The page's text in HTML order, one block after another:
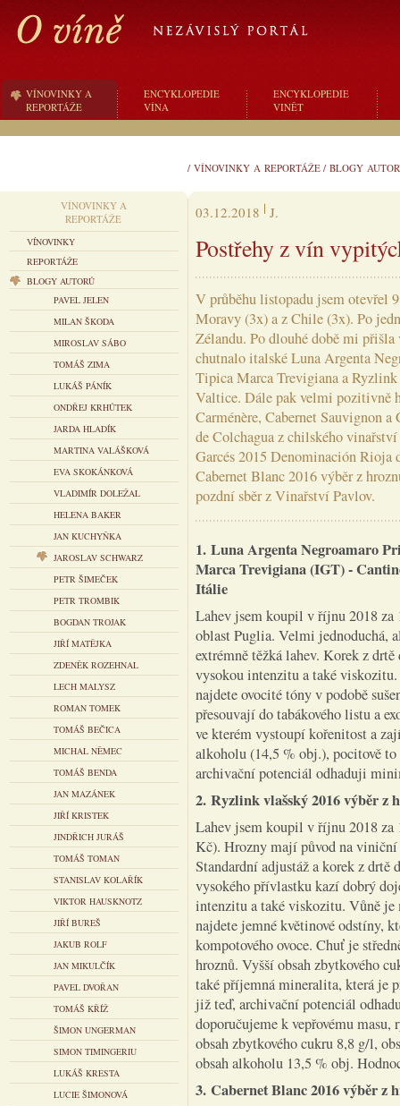
VÍNOVINKY A
REPORTÁŽE
ENCYKLOPEDIE
VÍNA
ENCYKLOPEDIE
VINĚT
/ VÍNOVINKY A REPORTÁŽE / BLOGY
VÍNOVINKY A
REPORTÁŽE
VÍNOVINKY
REPORTÁŽE
BLOGY AUTORŮ
PAVEL JELEN
MILAN ŠKODA
MIROSLAV SÁBO
TOMÁŠ ZIMA
LUKÁŠ PÁNÍK
ONDŘEJ KRHŮTEK
JARDA HLADÍK
MARTINA VALÁŠKOVÁ
EVA SKOKÁNKOVÁ
VLADIMÍR DOLEŽAL
HELENA BAKER
JAN KUCHYŇKA
JAROSLAV SCHWARZ
PETR ŠIMEČEK
PETR TROMBIK
BOGDAN TROJAK
JIŘÍ MATĚJKA
ZDENĚK ROZEHNAL
LECH MALYSZ
ROMAN TOMEK
TOMÁŠ BEČICA
MICHAL NĚMEC
TOMÁŠ BENDA
JAN MAZÁNEK
JIŘÍ KRISTEK
JINDŘICH JURÁŠ
TOMÁŠ TOMAN
STANISLAV KOLAŘÍK
VIKTOR HAUSKNOTZ
JIŘÍ BUREŠ
JAKUB ROLF
JAN MIKULČÍK
PAVEL DVOŘAN
TOMÁŠ KŘÍŽ
ŠIMON UNGERMAN
SIMON TIMINGERIU
LUKÁŠ KRESTA
LUCIE ŠIMONOVÁ
03.12.2018 J.
Postřehy z vín
V průběhu listopadu jsem otevřel
Moravy (3x) a z Chile (3x). Po
Zélandu. Po dlouhé době mi
chutnalo italské Luna Argenta
Tipica Marca Trevigiana a
Valtice. Dále pak velmi pozitivně
Carménère, Cabernet Sauvignon
de Colchagua z chilského
Garcés 2015 Denominación Rioja
Cabernet Blanc 2016 výběr z
pozdní sběr z Vinařství Pavlov.
1. Luna Argenta Negroamaro
Marca Trevigiana (IGT) -
Itálie
Lahev jsem koupil v říjnu 2018 za
oblast Puglia. Velmi jednoduchá,
extrémně těžká lahev. Korek z
vysokou intenzitu a také
najdete ovocité tóny v podobě
přesouvají do tabákového listu a
ve kterém vystoupí kořenitost a
alkoholu (14,5 % obj.), pocitově
archivační potenciál odhaduji
2. Ryzlink vlašský 2016 výběr z
Lahev jsem koupil v říjnu 2018 za
Kč). Hrozny mají původ na
Standardní adjustáž a korek z
vysokého přívlastku kazí dobrý
intenzitu a také viskozitu. Vůně je
najdete jemné květinové odstíny,
kompotového ovoce. Chuť je
hroznů. Vyšší obsah zbytkového
také příjemná mineralita, která je
již teď, archivační potenciál
doporučujeme k vepřovému
obsah zbytkového cukru 8,8 g/l,
obsah alkoholu 13,5 % obj.
3. Cabernet Blanc 2016 výběr z